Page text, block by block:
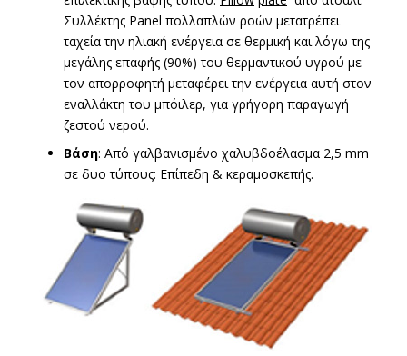
Συλλέκτης Panel πολλαπλών ροών μετατρέπει
ταχεία την ηλιακή ενέργεια σε θερμική και λόγω της
μεγάλης επαφής (90%) του θερμαντικού υγρού με
τον απορροφητή μεταφέρει την ενέργεια αυτή στον
εναλλάκτη του μπόιλερ, για γρήγορη παραγωγή
ζεστού νερού.
Βάση: Από γαλβανισμένο χαλυβδοέλασμα 2,5 mm
σε δυο τύπους: Επίπεδη & κεραμοσκεπής.